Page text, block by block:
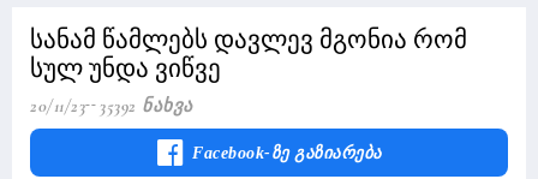
სანამ წამლებს დავლევ მგონია რომ
სულ უნდა ვიწვე
20/11/23 35392 Ნახვა
Facebook-Ზე Გაზიარება